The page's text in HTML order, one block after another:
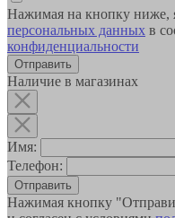
Нажимая на кнопку ниже,
персональных данных в
конфиденциальности
Наличие в магазинах
Имя:
Телефон:
Отправить
Нажимая кнопку